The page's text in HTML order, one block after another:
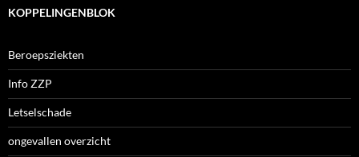
KOPPELINGENBLOK
Beroepsziekten
Info ZZP
Letselschade
ongevallen overzicht